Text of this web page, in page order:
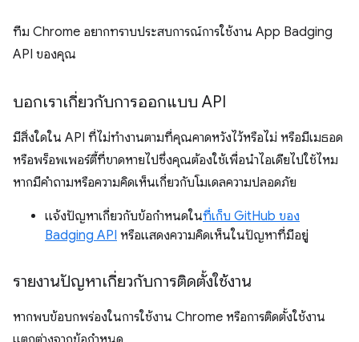
ทีม Chrome อยากทราบประสบการณ์การใช้งาน App Badging
API ของคุณ
บอกเราเกี่ยวกับการออกแบบ API
มีสิ่งใดใน API ที่ไม่ทำงานตามที่คุณคาดหวังไว้หรือไม่ หรือมีเมธอด
หรือพร็อพเพอร์ตี้ที่ขาดหายไปซึ่งคุณต้องใช้เพื่อนำไอเดียไปใช้ไหม
หากมีคำถามหรือความคิดเห็นเกี่ยวกับโมเดลความปลอดภัย
แจ้งปัญหาเกี่ยวกับข้อกำหนดในที่เก็บ GitHub ของ
Badging API หรือแสดงความคิดเห็นในปัญหาที่มีอยู่
รายงานปัญหาเกี่ยวกับการติดตั้งใช้งาน
หากพบข้อบกพร่องในการใช้งาน Chrome หรือการติดตั้งใช้งาน